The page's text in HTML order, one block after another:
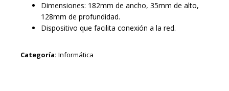
Dimensiones: 182mm de ancho, 35mm de alto,
128mm de profundidad.
Dispositivo que facilita conexión a la red.
Categoría: Informática